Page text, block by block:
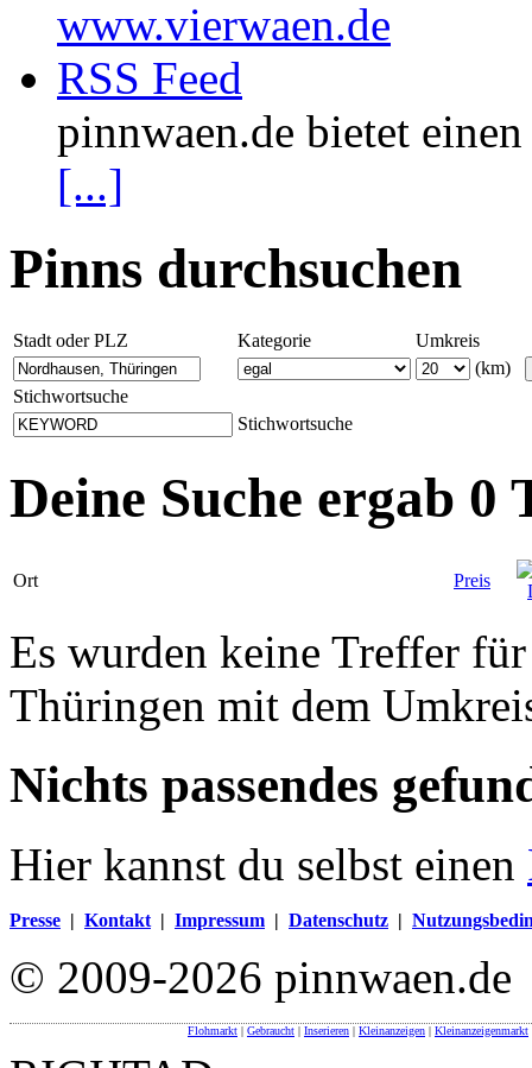
www.vierwaen.de
RSS Feed
pinnwaen.de bietet
[...]
Pinns durchsuchen
Stadt oder PLZ Kategorie
Umkreis
(km)
Stichwortsuche
Stichwortsuche
Deine Suche ergab 0
Ort Preis
Es wurden keine Treffer
Thüringen mit dem
Nichts passendes
Hier kannst du selbst einen
Presse | Kontakt | Impressum | Datenschutz |
© 2009-2026 pinnwaen.de
Flohmarkt | Gebraucht | Inserieren | Kleinanzeigen | Kleinanzeigenmarkt